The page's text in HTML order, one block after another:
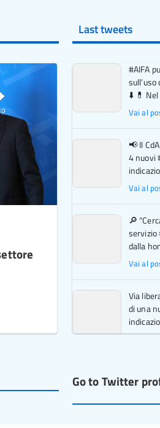
Last tweets
#AIFA
⬇️ 💊 Nel
Vai al
📢 Il
4 nuovi
Vai al
🔎
servizio
dalla
Vai al
Via
di una
per
Go to Twitter